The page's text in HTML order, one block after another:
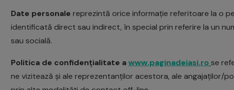
Date personale reprezintă orice informație referitoare la o
identificată direct sau indirect, în special prin referire la un
sau socială.
Politica de confidențialitate awww.paginadeiasi.ro se
ne vizitează și ale reprezentanților acestora, ale angajaților/